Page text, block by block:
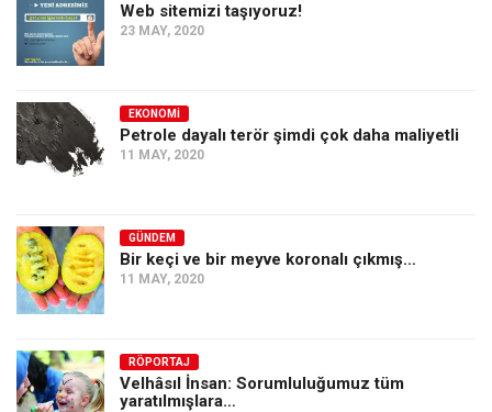
Web sitemizi taşıyoruz!
23 MAY, 2020
EKONOMI
Petrole dayalı terör şimdi çok daha maliyetli
11 MAY, 2020
GÜNDEM
Bir keçi ve bir meyve koronalı çıkmış…
11 MAY, 2020
RÖPORTAJ
Velhâsıl İnsan: Sorumluluğumuz tüm
yaratılmışlara…